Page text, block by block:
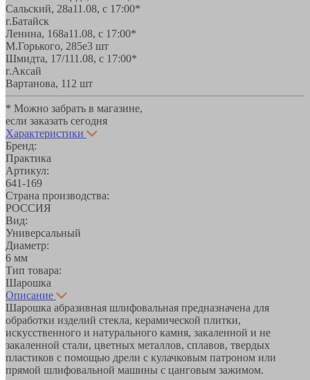
Сальский, 28a11.08, с 17:00*
г.Батайск
Ленина, 168а11.08, с 17:00*
М.Горького, 285е3 шт
Шмидта, 17/111.08, с 17:00*
г.Аксай
Вартанова, 11 2 шт
* Можно забрать в магазине,
если заказать сегодня
Характеристики
Бренд:
Практика
Артикул:
641-169
Страна производства:
РОССИЯ
Вид:
Универсальный
Диаметр:
6 мм
Тип товара:
Шарошка
Описание
Шарошка абразивная шлифовальная предназначена для
обработки изделий стекла, керамической плитки,
искусственного и натурального камня, закаленной и не
закаленной стали, цветных металлов, сплавов, твердых
пластиков с помощью дрели с кулачковым патроном или
прямой шлифовальной машины с цанговым зажимом.